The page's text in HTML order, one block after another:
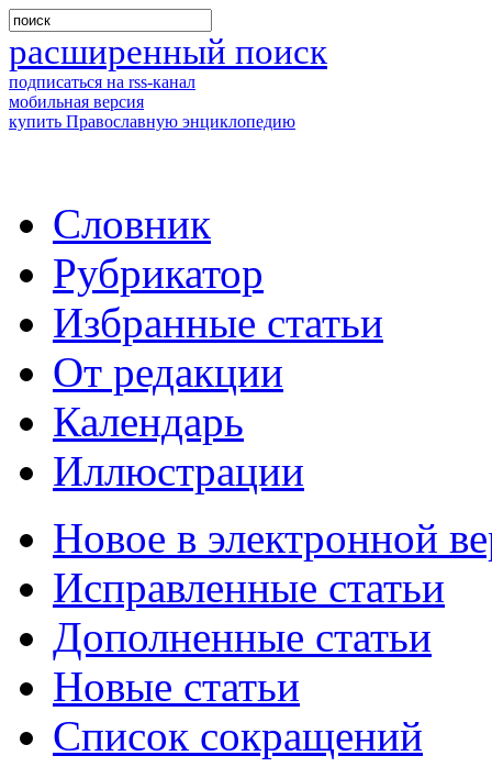
расширенный поиск
подписаться на rss-канал
мобильная версия
купить Православную энциклопедию
Словник
Рубрикатор
Избранные статьи
От редакции
Календарь
Иллюстрации
Новое в электронной
Исправленные статьи
Дополненные статьи
Новые статьи
Список сокращений